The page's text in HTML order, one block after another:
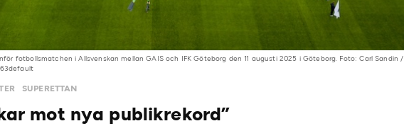
fotbollsmatchen i Allsvenskan mellan GAIS och IFK Göteborg den 11 augusti 2025 i Göteborg. Foto: Carl Sandin /
SUPERETTAN
mot nya publikrekord”